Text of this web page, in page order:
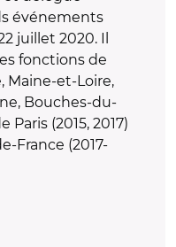
événements
juillet 2020. Il
fonctions de
Maine-et-Loire,
Bouches-du-
(2015, 2017)
France (2017-